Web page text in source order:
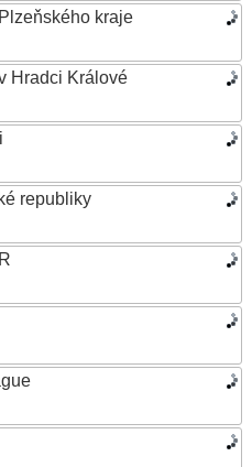
kraje
Hradci Králové
republiky